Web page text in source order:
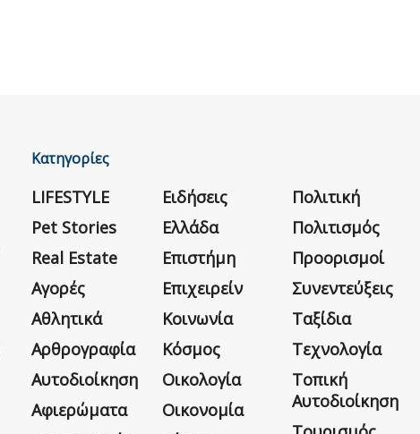
Κατηγορίες
LIFESTYLE
Pet Stories
Real Estate
Αγορές
Αθλητικά
Αρθρογραφία
Αυτοδιοίκηση
Αφιερώματα
Ειδήσεις
Ελλάδα
Επιστήμη
Επιχειρείν
Κοινωνία
Κόσμος
Οικολογία
Οικονομία
Πολιτική
Πολιτισμός
Προορισμοί
Συνεντεύξεις
Ταξίδια
Τεχνολογία
Τοπική
Αυτοδιοίκηση